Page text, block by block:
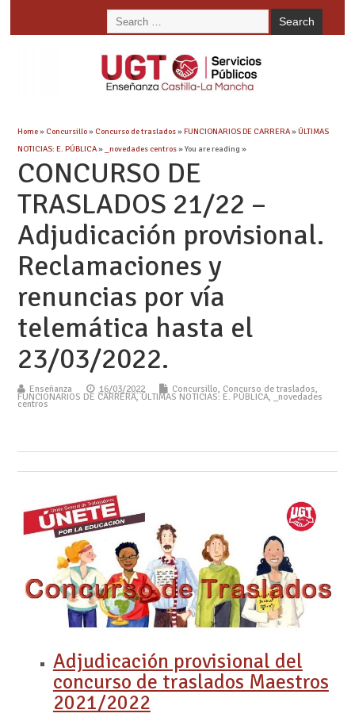
Home» Concursillo» Concurso de traslados»FUNCIONARIOS DE CARRERA»ÚLTIMAS
NOTICIAS: E. PÚBLICA» _novedades centros» You are reading »
CONCURSO DE
TRASLADOS 21/22 –
Adjudicación provisional.
Reclamaciones y
renuncias por vía
telemática hasta el
23/03/2022.
Enseñanza 16/03/2022 Concursillo, Concurso de traslados,
FUNCIONARIOS DE CARRERA,ÚLTIMAS NOTICIAS: E. PÚBLICA, _novedades
centros
Adjudicación provisional del
concurso de traslados Maestros
2021/2022